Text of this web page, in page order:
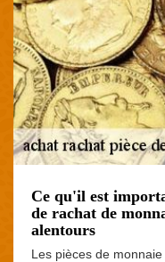
Ce qu'il est
de rachat de
alentours
Les pièces de